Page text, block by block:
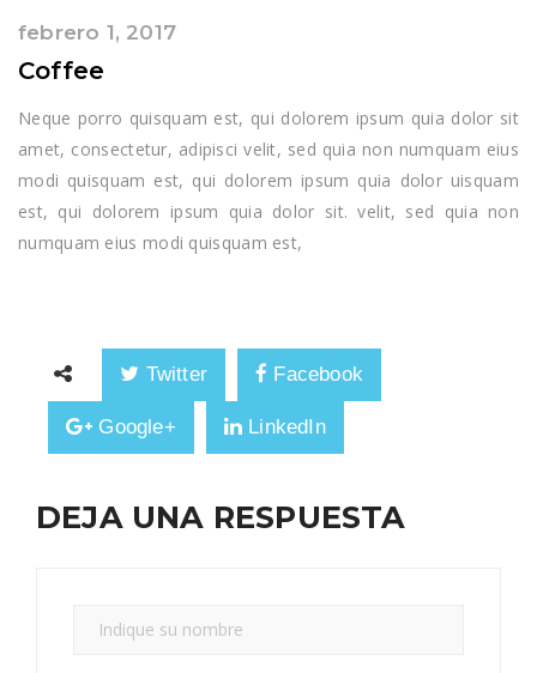
febrero 1, 2017
Coffee
Neque porro quisquam est, qui dolorem ipsum quia dolor sit
amet, consectetur, adipisci velit, sed quia non numquam eius
modi quisquam est, qui dolorem ipsum quia dolor uisquam
est, qui dolorem ipsum quia dolor sit. velit, sed quia non
numquam eius modi quisquam est,
Twitter Facebook
Google+ LinkedIn
DEJA UNA RESPUESTA